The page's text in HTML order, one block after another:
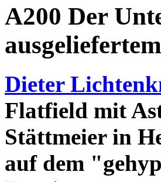
A200 Der
Dieter
Flatfield mit
Stättmeier in
auf dem